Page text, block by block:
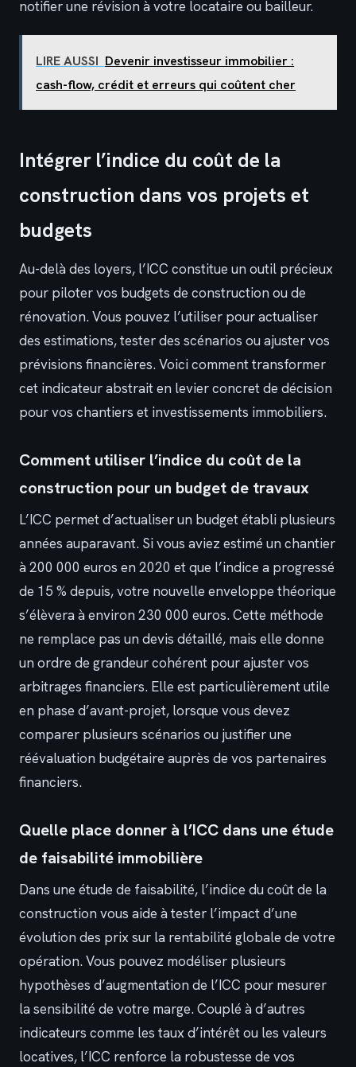
notifier une révision à votre locataire ou bailleur.
LIRE AUSSI Devenir investisseur immobilier :
cash-flow, crédit et erreurs qui coûtent cher
Intégrer l’indice du coût de la
construction dans vos projets et
budgets
Au-delà des loyers, l’ICC constitue un outil précieux
pour piloter vos budgets de construction ou de
rénovation. Vous pouvez l’utiliser pour actualiser
des estimations, tester des scénarios ou ajuster vos
prévisions financières. Voici comment transformer
cet indicateur abstrait en levier concret de décision
pour vos chantiers et investissements immobiliers.
Comment utiliser l’indice du coût de la
construction pour un budget de travaux
L’ICC permet d’actualiser un budget établi plusieurs
années auparavant. Si vous aviez estimé un chantier
à 200 000 euros en 2020 et que l’indice a progressé
de 15 % depuis, votre nouvelle enveloppe théorique
s’élèvera à environ 230 000 euros. Cette méthode
ne remplace pas un devis détaillé, mais elle donne
un ordre de grandeur cohérent pour ajuster vos
arbitrages financiers. Elle est particulièrement utile
en phase d’avant-projet, lorsque vous devez
comparer plusieurs scénarios ou justifier une
réévaluation budgétaire auprès de vos partenaires
financiers.
Quelle place donner à l’ICC dans une étude
de faisabilité immobilière
Dans une étude de faisabilité, l’indice du coût de la
construction vous aide à tester l’impact d’une
évolution des prix sur la rentabilité globale de votre
opération. Vous pouvez modéliser plusieurs
hypothèses d’augmentation de l’ICC pour mesurer
la sensibilité de votre marge. Couplé à d’autres
indicateurs comme les taux d’intérêt ou les valeurs
locatives, l’ICC renforce la robustesse de vos